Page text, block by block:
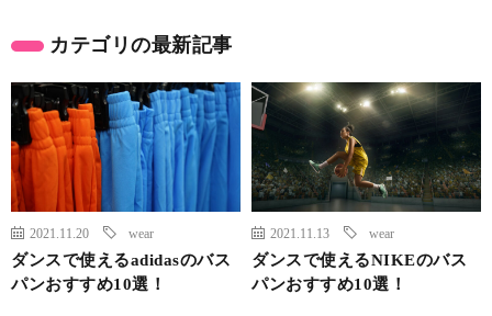
カテゴリの最新記事
2021.11.20 wear
ダンスで使えるadidasのバス
パンおすすめ10選！
2021.11.13 wear
ダンスで使えるNIKEのバス
パンおすすめ10選！